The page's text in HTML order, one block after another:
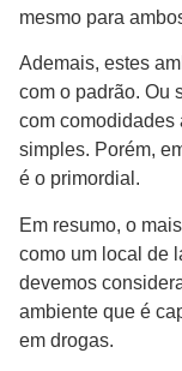
mesmo para
Ademais, estes
com o padrão. Ou
com comodidades
simples. Porém,
é o primordial.
Em resumo, o
como um local de
devemos
ambiente que é
em drogas.